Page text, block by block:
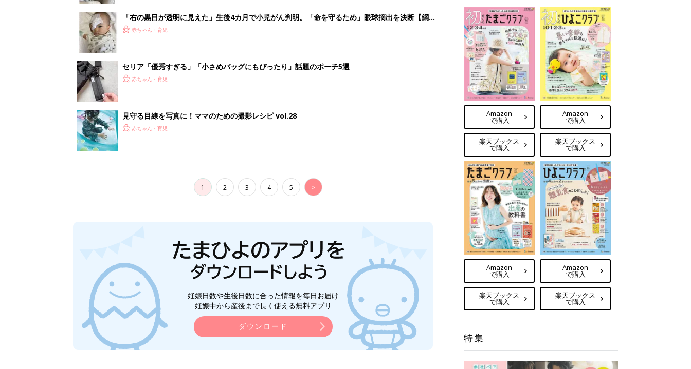
「右の黒目が透明に見えた」生後4カ月で小児がん判明。「命を守るため」眼球摘出を決断【網膜
芽細胞腫】
赤ちゃん・育児
セリア「優秀すぎる」「小さめバッグにもぴったり」話題のポーチ5選
赤ちゃん・育児
見守る目線を写真に！ママのための撮影レシピ vol.28
赤ちゃん・育児
1 2 3 4 5 >
妊娠日数や生後日数に合った情報を毎日お届け
妊娠中から産後まで長く使える無料アプリ
ダウンロード
Amazon
で購入
楽天ブックス
で購入
Amazon
で購入
楽天ブックス
で購入
Amazon
で購入
楽天ブックス
で購入
Amazon
で購入
楽天ブックス
で購入
特集